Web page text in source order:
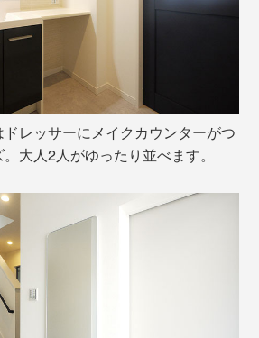
レッサーにメイクカウンターがつ
大人2人がゆったり並べます。